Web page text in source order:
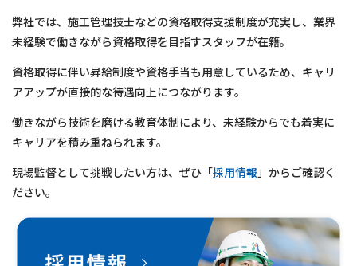
弊社では、施工管理技士などの資格取得支援制度が充実し、業界
未経験で働きながら資格取得を目指すスタッフが在籍。
資格取得に伴い昇給制度や資格手当も用意しているため、キャリ
アアップが直接的な待遇向上につながります。
働きながら技術を磨ける教育体制により、未経験からでも着実に
キャリアを積み重ねられます。
現場監督として挑戦したい方は、ぜひ「採用情報」からご確認く
ださい。